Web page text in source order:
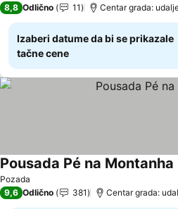
8,8 Odlično 11 Centar grada:
Izaberi datume da bi se prikazale
tačne cene
Pozada
Pousada Pé na Montanha
9,6 Odlično 381 Centar grada: